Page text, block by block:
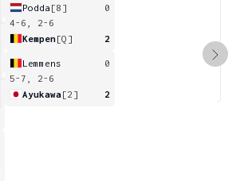
Podda [8]
0
4-6, 2-6
Kempen[Q] 2
Lemmens
0
5-7, 2-6
Ayukawa[2] 2